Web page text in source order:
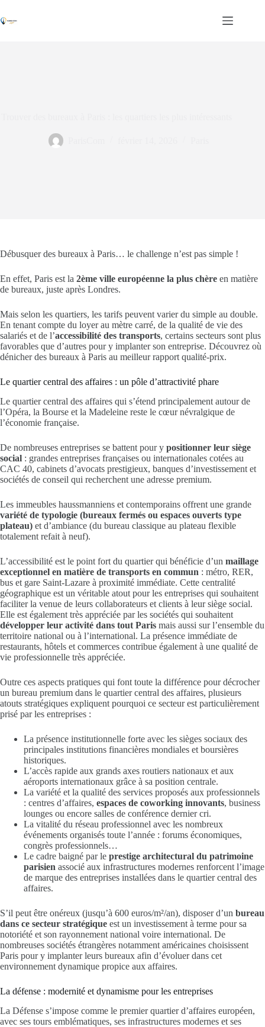
au
contenu
Débusquer des bureaux à Paris… le challenge n’est pas simple !
En effet, Paris est la 2ème ville européenne la plus chère en matière
de bureaux, juste après Londres.
Mais selon les quartiers, les tarifs peuvent varier du simple au double.
En tenant compte du loyer au mètre carré, de la qualité de vie des
salariés et de l’accessibilité des transports, certains secteurs sont plus
favorables que d’autres pour y implanter son entreprise. Découvrez où
dénicher des bureaux à Paris au meilleur rapport qualité-prix.
Le quartier central des affaires : un pôle d’attractivité phare
Le quartier central des affaires qui s’étend principalement autour de
l’Opéra, la Bourse et la Madeleine reste le cœur névralgique de
l’économie française.
De nombreuses entreprises se battent pour y positionner leur siège
social : grandes entreprises françaises ou internationales cotées au
CAC 40, cabinets d’avocats prestigieux, banques d’investissement et
sociétés de conseil qui recherchent une adresse premium.
Les immeubles haussmanniens et contemporains offrent une grande
variété de typologie (bureaux fermés ou espaces ouverts type
plateau) et d’ambiance (du bureau classique au plateau flexible
totalement refait à neuf).
L’accessibilité est le point fort du quartier qui bénéficie d’un maillage
exceptionnel en matière de transports en commun : métro, RER,
bus et gare Saint-Lazare à proximité immédiate. Cette centralité
géographique est un véritable atout pour les entreprises qui souhaitent
faciliter la venue de leurs collaborateurs et clients à leur siège social.
Elle est également très appréciée par les sociétés qui souhaitent
développer leur activité dans tout Paris mais aussi sur l’ensemble du
territoire national ou à l’international. La présence immédiate de
restaurants, hôtels et commerces contribue également à une qualité de
vie professionnelle très appréciée.
Outre ces aspects pratiques qui font toute la différence pour décrocher
un bureau premium dans le quartier central des affaires, plusieurs
atouts stratégiques expliquent pourquoi ce secteur est particulièrement
prisé par les entreprises :
La présence institutionnelle forte avec les sièges sociaux des
principales institutions financières mondiales et boursières
historiques.
L’accès rapide aux grands axes routiers nationaux et aux
aéroports internationaux grâce à sa position centrale.
La variété et la qualité des services proposés aux professionnels
: centres d’affaires, espaces de coworking innovants, business
lounges ou encore salles de conférence dernier cri.
La vitalité du réseau professionnel avec les nombreux
événements organisés toute l’année : forums économiques,
congrès professionnels…
Le cadre baigné par le prestige architectural du patrimoine
parisien associé aux infrastructures modernes renforcent l’image
de marque des entreprises installées dans le quartier central des
affaires.
S’il peut être onéreux (jusqu’à 600 euros/m²/an), disposer d’un bureau
dans ce secteur stratégique est un investissement à terme pour sa
notoriété et son rayonnement national voire international. De
nombreuses sociétés étrangères notamment américaines choisissent
Paris pour y implanter leurs bureaux afin d’évoluer dans cet
environnement dynamique propice aux affaires.
La défense : modernité et dynamisme pour les entreprises
La Défense s’impose comme le premier quartier d’affaires européen,
avec ses tours emblématiques, ses infrastructures modernes et ses